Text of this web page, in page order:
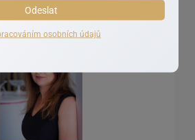
Seriózní jednání
Odeslat
osobních údajů